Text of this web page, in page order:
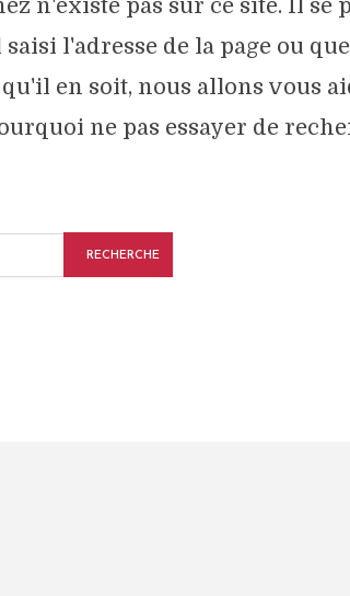
n'existe pas sur ce site. Il se
l'adresse de la page ou
en soit, nous allons vous
ne pas essayer de
RECHERCHE